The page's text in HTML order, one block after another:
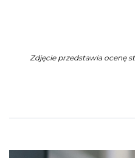
Zdjęcie przedstawia ocenę